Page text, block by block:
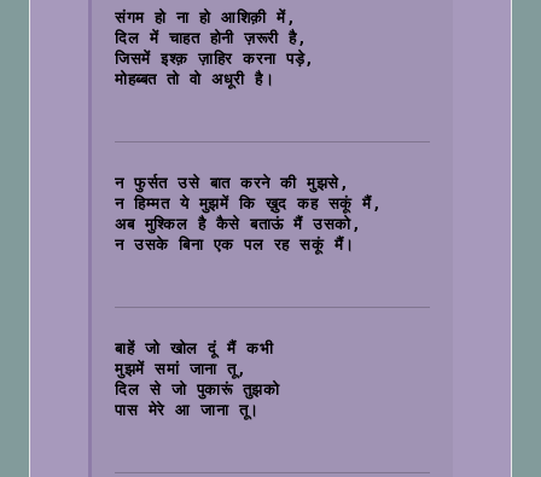
संगम हो ना हो आशिक़ी में,
दिल में चाहत होनी ज़रूरी है,
जिसमें इश्क़ ज़ाहिर करना पड़े,
मोहब्बत तो वो अधूरी है।
न फुर्सत उसे बात करने की मुझसे,
न हिम्मत ये मुझमें कि ख़ुद कह सकूं मैं,
अब मुश्किल है कैसे बताऊं मैं उसको,
न उसके बिना एक पल रह सकूं मैं।
बाहें जो खोल दूं मैं कभी
मुझमें समां जाना तू,
दिल से जो पुकारूं तुझको
पास मेरे आ जाना तू।